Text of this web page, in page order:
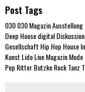
Post Tags
030030 MagazinAusstellung
Deep HousedigitalDiskussion
Gesellschaft Hip Hop House
Kunst LidoLiveMagazinMode
Pop Ritter ButzkeRockTanz